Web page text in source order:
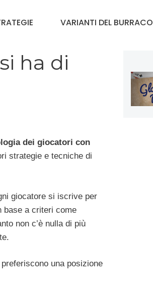
VARIANTI DEL BURRACO
ha di
dei giocatori con
strategie e tecniche di
giocatore si iscrive per
base a criteri come
non c’è nulla di più
una posizione